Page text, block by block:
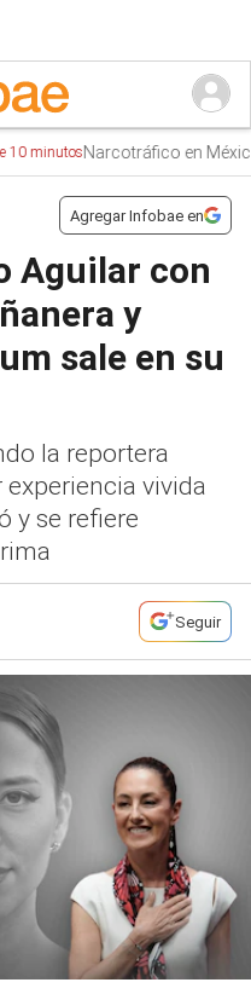
Narcotráfico en MéxicoHace
Agregar Infobae en
Aguilar con
y
sale en su
la reportera
vivida
y se refiere
Seguir